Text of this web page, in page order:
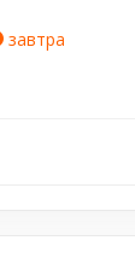
завтра